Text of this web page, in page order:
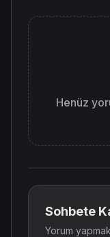
Henüz
Sohbete
Yorum